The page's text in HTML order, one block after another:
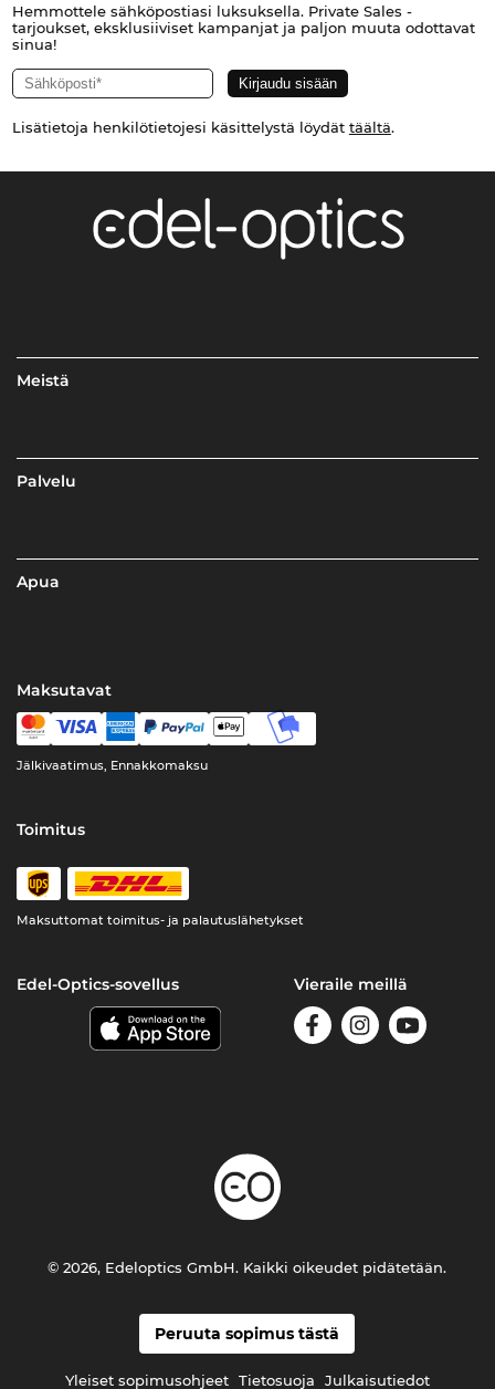
Hemmottele sähköpostiasi luksuksella. Private Sales -
tarjoukset, eksklusiiviset kampanjat ja paljon muuta odottavat
sinua!
Lisätietoja henkilötietojesi käsittelystä löydät täältä.
Meistä
Palvelu
Apua
Maksutavat
Jälkivaatimus, Ennakkomaksu
Toimitus
Maksuttomat toimitus- ja palautuslähetykset
Edel-Optics-sovellus Vieraile meillä
Peruuta sopimus tästä
Yleiset sopimusohjeet Tietosuoja Julkaisutiedot
© 2026, Edeloptics GmbH. Kaikki oikeudet pidätetään.